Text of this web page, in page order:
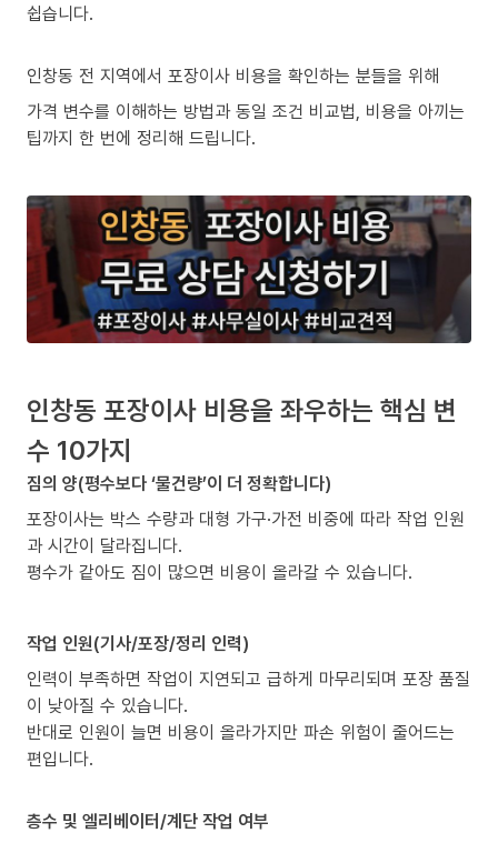
쉽습니다.
인창동 전 지역에서 포장이사 비용을 확인하는 분들을 위해
가격 변수를 이해하는 방법과 동일 조건 비교법, 비용을 아끼는
팁까지 한 번에 정리해 드립니다.
인창동 포장이사 비용을 좌우하는 핵심 변
수 10가지
짐의 양(평수보다 ‘물건량’이 더 정확합니다)
포장이사는 박스 수량과 대형 가구·가전 비중에 따라 작업 인원
과 시간이 달라집니다.
평수가 같아도 짐이 많으면 비용이 올라갈 수 있습니다.
작업 인원(기사/포장/정리 인력)
인력이 부족하면 작업이 지연되고 급하게 마무리되며 포장 품질
이 낮아질 수 있습니다.
반대로 인원이 늘면 비용이 올라가지만 파손 위험이 줄어드는
편입니다.
층수 및 엘리베이터/계단 작업 여부